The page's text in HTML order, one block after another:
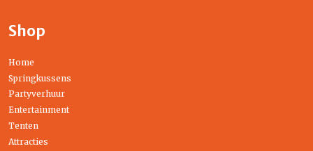
Shop
Home
Springkussens
Partyverhuur
Entertainment
Tenten
Attracties